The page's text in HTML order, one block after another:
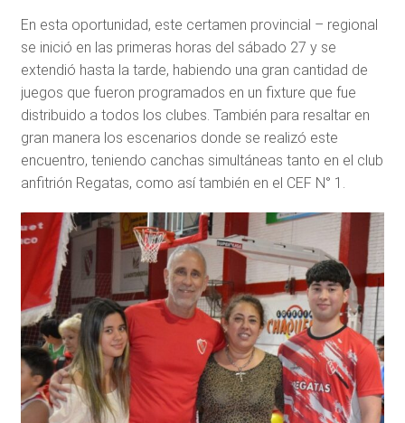
En esta oportunidad, este certamen provincial – regional
se inició en las primeras horas del sábado 27 y se
extendió hasta la tarde, habiendo una gran cantidad de
juegos que fueron programados en un fixture que fue
distribuido a todos los clubes. También para resaltar en
gran manera los escenarios donde se realizó este
encuentro, teniendo canchas simultáneas tanto en el club
anfitrión Regatas, como así también en el CEF N° 1.